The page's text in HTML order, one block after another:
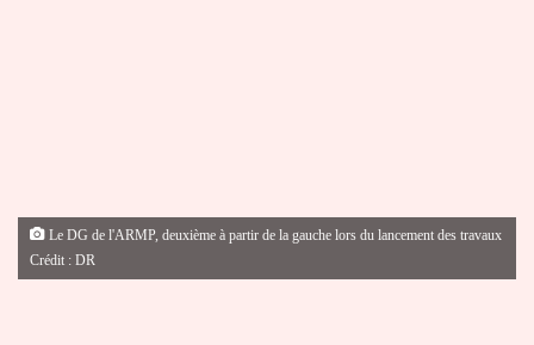
Le DG de l'ARMP, deuxième à partir de la gauche lors du lancement des travaux
Crédit : DR